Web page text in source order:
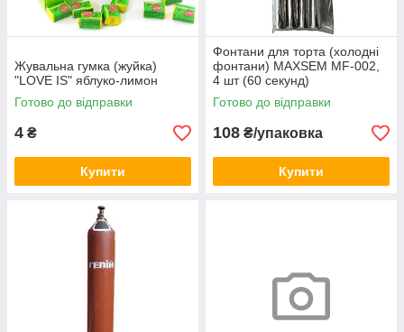
Жувальна гумка (жуйка)
"LOVE IS" яблуко-лимон
Готово до відправки
4 ₴
Купити
Фонтани для торта (холодні
фонтани) MAXSEM MF-002,
4 шт (60 секунд)
Готово до відправки
108 ₴/упаковка
Купити